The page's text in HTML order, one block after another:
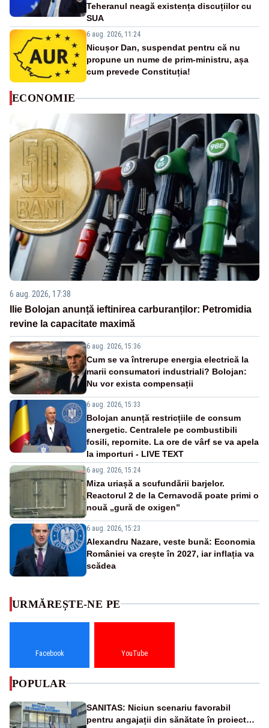
Teheranul neagă existența discuțiilor cu
SUA
6 aug. 2026, 11:24
Nicușor Dan, suspendat pentru că nu
propune un nume de prim-ministru, așa
cum prevede Constituția!
ECONOMIE
6 aug. 2026, 17:38
Ilie Bolojan anunță ieftinirea carburanților: Petromidia
revine la capacitate maximă
6 aug. 2026, 15:36
Cum se va întrerupe energia electrică la
marii consumatori industriali? Bolojan:
Nu vor exista compensații
6 aug. 2026, 15:33
Bolojan anunță restricțiile de consum
energetic. Centralele pe combustibili
fosili, repornite. La ore de vârf se va apela
la importuri - LIVE TEXT
6 aug. 2026, 15:24
Miza uriașă a scufundării barjelor.
Reactorul 2 de la Cernavodă poate primi o
nouă „gură de oxigen”
6 aug. 2026, 15:23
Alexandru Nazare, veste bună: Economia
României va crește în 2027, iar inflația va
scădea
URMĂREȘTE-NE PE
Facebook YouTube
POPULAR
SANITAS: Niciun scenariu favorabil
pentru angajații din sănătate în proiectul